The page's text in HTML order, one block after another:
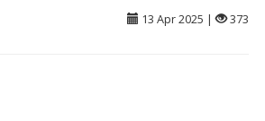
13 Apr 2025 | 373